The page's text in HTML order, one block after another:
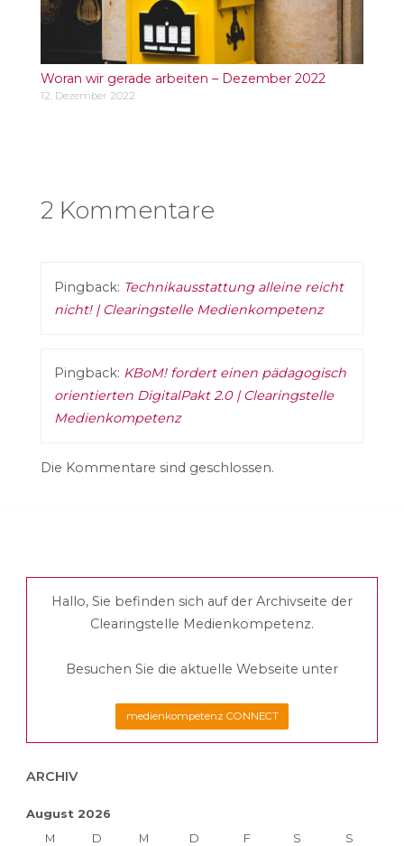
Woran wir gerade arbeiten – Dezember 2022
12. Dezember 2022
2 Kommentare
Pingback: Technikausstattung alleine reicht
nicht! | Clearingstelle Medienkompetenz
Pingback: KBoM! fordert einen pädagogisch
orientierten DigitalPakt 2.0 | Clearingstelle
Medienkompetenz
Die Kommentare sind geschlossen.
Hallo, Sie befinden sich auf der Archivseite der
Clearingstelle Medienkompetenz.
Besuchen Sie die aktuelle Webseite unter
medienkompetenz CONNECT
ARCHIV
August 2026
M
D M D F S
S